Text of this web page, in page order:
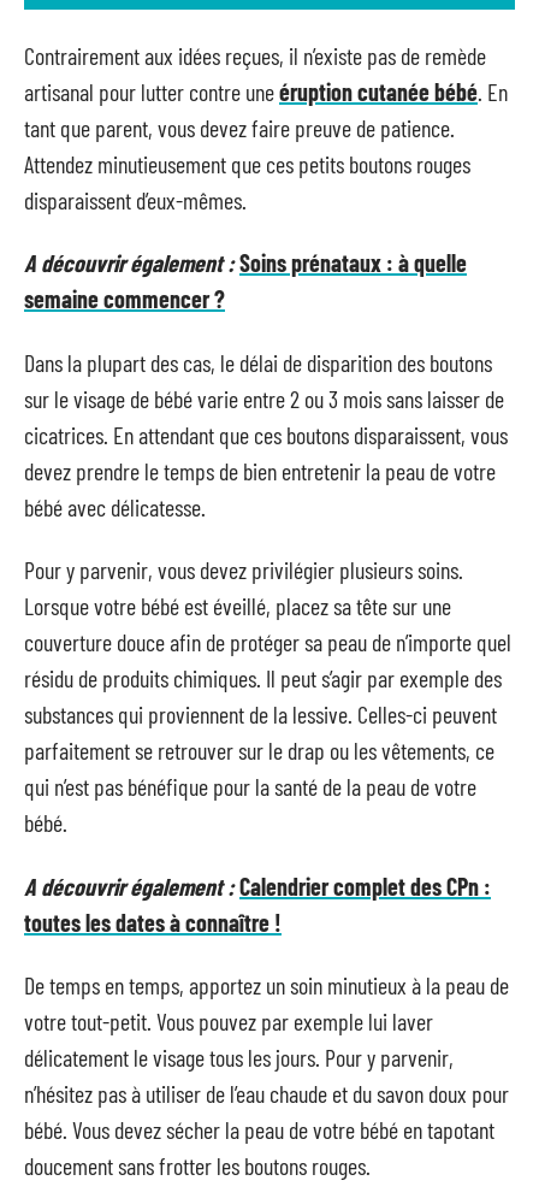
Contrairement aux idées reçues, il n’existe pas de remède
artisanal pour lutter contre uneéruption cutanée bébé . En
tant que parent, vous devez faire preuve de patience.
Attendez minutieusement que ces petits boutons rouges
disparaissent d’eux-mêmes.
A découvrir également :Soins prénataux : à quelle
semaine commencer ?
Dans la plupart des cas, le délai de disparition des boutons
sur le visage de bébé varie entre 2 ou 3 mois sans laisser de
cicatrices. En attendant que ces boutons disparaissent, vous
devez prendre le temps de bien entretenir la peau de votre
bébé avec délicatesse.
Pour y parvenir, vous devez privilégier plusieurs soins.
Lorsque votre bébé est éveillé, placez sa tête sur une
couverture douce afin de protéger sa peau de n’importe quel
résidu de produits chimiques. Il peut s’agir par exemple des
substances qui proviennent de la lessive. Celles-ci peuvent
parfaitement se retrouver sur le drap ou les vêtements, ce
qui n’est pas bénéfique pour la santé de la peau de votre
bébé.
A découvrir également :Calendrier complet des CPn :
toutes les dates à connaître !
De temps en temps, apportez un soin minutieux à la peau de
votre tout-petit. Vous pouvez par exemple lui laver
délicatement le visage tous les jours. Pour y parvenir,
n’hésitez pas à utiliser de l’eau chaude et du savon doux pour
bébé. Vous devez sécher la peau de votre bébé en tapotant
doucement sans frotter les boutons rouges.